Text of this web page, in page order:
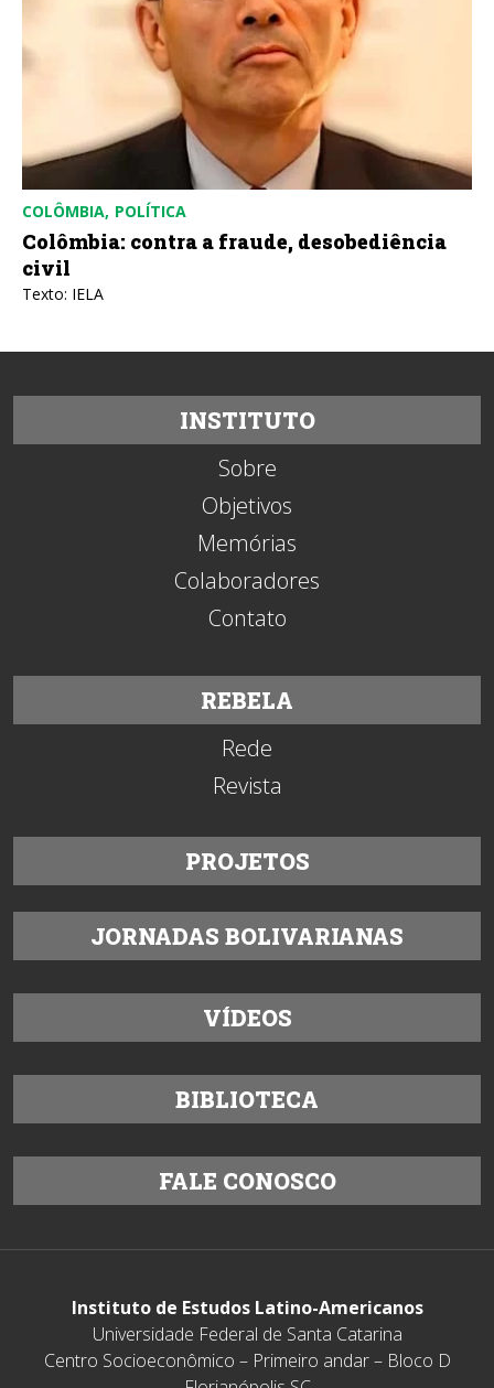
COLÔMBIA POLÍTICA
Colômbia: contra a fraude, desobediência
civil
Texto: IELA
INSTITUTO
Sobre
Objetivos
Memórias
Colaboradores
Contato
REBELA
Rede
Revista
PROJETOS
JORNADAS BOLIVARIANAS
VÍDEOS
BIBLIOTECA
FALE CONOSCO
Instituto de Estudos Latino-Americanos
Universidade Federal de Santa Catarina
Centro Socioeconômico – Primeiro andar – Bloco D